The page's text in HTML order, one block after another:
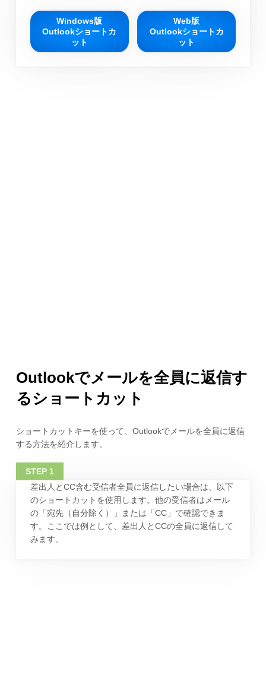
Windows版
Outlookショートカ
ット
Web版
Outlookショートカ
ット
Outlookでメールを全員に返信す
るショートカット
ショートカットキーを使って、Outlookでメールを全員に返信
する方法を紹介します。
差出人とCC含む受信者全員に返信したい場合は、以下
のショートカットを使用します。他の受信者はメール
の「宛先（自分除く）」または「CC」で確認できま
す。ここでは例として、差出人とCCの全員に返信して
みます。